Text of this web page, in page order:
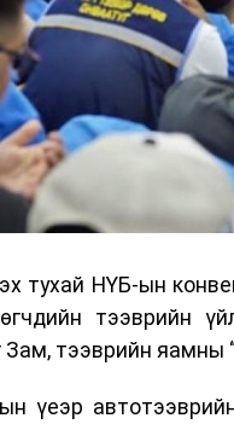
тухай НҮБ-ын
тээврийн
Зам, тээврийн яамны
ын үеэр